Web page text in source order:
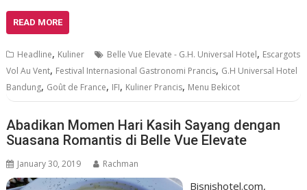
READ MORE
Headline, Kuliner Belle Vue Elevate - G.H. Universal Hotel, Escargots
Vol Au Vent, Festival Internasional Gastronomi Prancis, G.H Universal Hotel
Bandung, Goût de France, IFI, Kuliner Prancis, Menu Bekicot
Abadikan Momen Hari Kasih Sayang dengan
Suasana Romantis di Belle Vue Elevate
January 30, 2019 Rachman
Bisnishotel.com,